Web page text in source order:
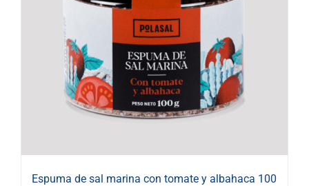
Espuma de sal marina con tomate y albahaca 100